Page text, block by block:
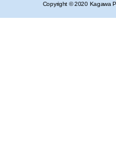
Copyright © 2020 Kagawa